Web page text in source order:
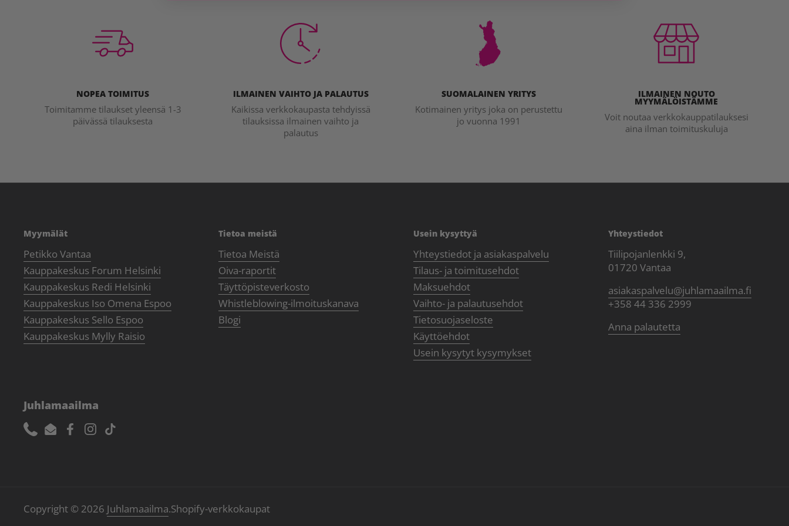
NOPEA TOIMITUS
Toimitamme tilaukset yleensä 1-3
päivässä tilauksesta
ILMAINEN VAIHTO JA PALAUTUS
Kaikissa verkkokaupasta tehdyissä
tilauksissa ilmainen vaihto ja
palautus
SUOMALAINEN YRITYS
Kotimainen yritys joka on perustettu
jo vuonna 1991
ILMAINEN NOUTO
MYYMÄLÖISTÄMME
Voit noutaa verkkokauppatilauksesi
aina ilman toimituskuluja
Myymälät
Petikko Vantaa
Kauppakeskus Forum Helsinki
Kauppakeskus Redi Helsinki
Kauppakeskus Iso Omena Espoo
Kauppakeskus Sello Espoo
Kauppakeskus Mylly Raisio
Tietoa meistä
Tietoa Meistä
Oiva-raportit
Täyttöpisteverkosto
Whistleblowing-ilmoituskanava
Blogi
Usein kysyttyä
Yhteystiedot ja asiakaspalvelu
Tilaus- ja toimitusehdot
Maksuehdot
Vaihto- ja palautusehdot
Tietosuojaseloste
Käyttöehdot
Usein kysytyt kysymykset
Yhteystiedot
Tiilipojanlenkki 9,
01720 Vantaa
asiakaspalvelu@juhlamaailma.fi
+358 44 336 2999
Anna palautetta
Juhlamaailma
PhoneEmailFacebook
Instagram
TikTok
Copyright © 2026 Juhlamaailma.Shopify-verkkokaupat